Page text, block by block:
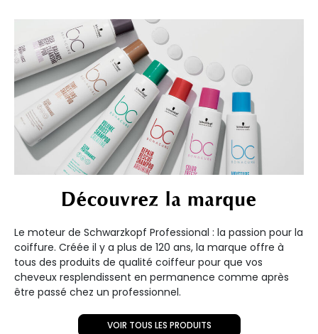
Découvrez la marque
Le moteur de Schwarzkopf Professional : la passion pour la
coiffure. Créée il y a plus de 120 ans, la marque offre à
tous des produits de qualité coiffeur pour que vos
cheveux resplendissent en permanence comme après
être passé chez un professionnel.
VOIR TOUS LES PRODUITS